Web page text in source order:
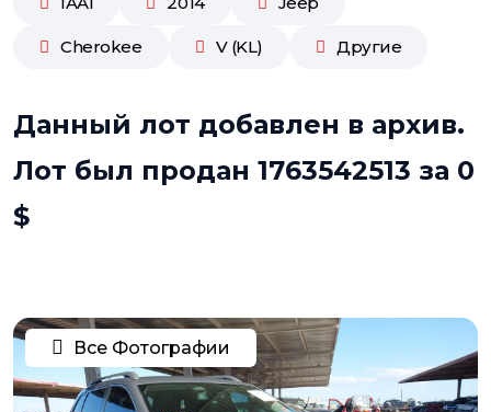
Cherokee V (KL) Другие
Данный лот добавлен в архив.
Лот был продан 1763542513 за 0
$
Все Фотографии